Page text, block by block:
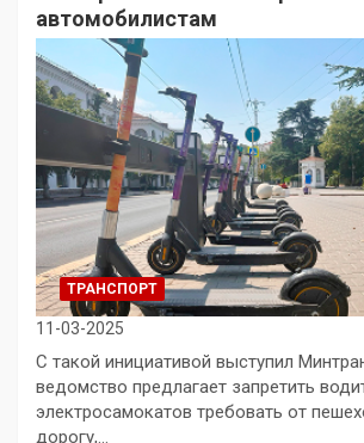
автомобилистам
ТРАНСПОРТ
11-03-2025
С такой инициативой выступил
ведомство предлагает запретить
электросамокатов требовать от
дорогу,…